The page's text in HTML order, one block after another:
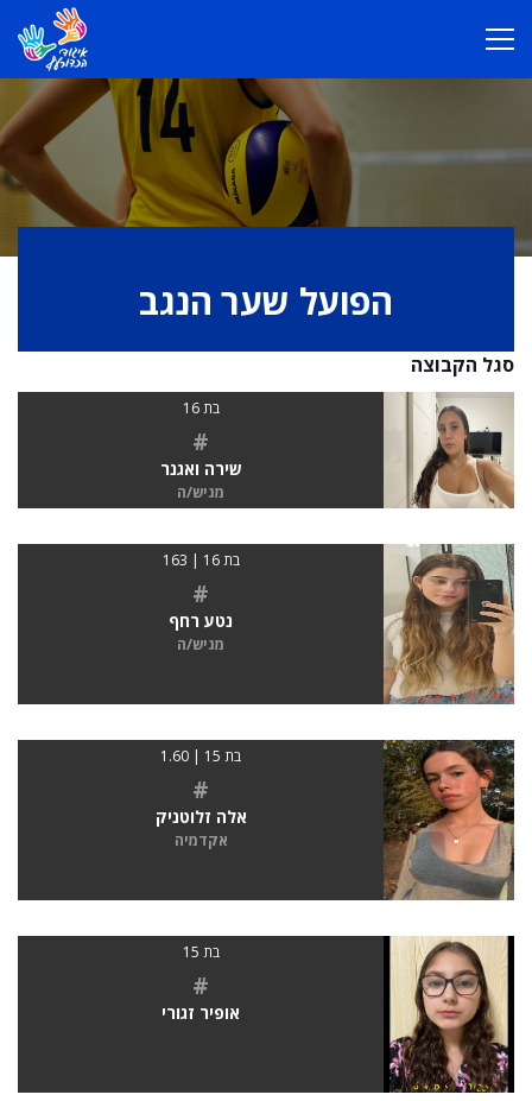
הפועל שער הנגב
סגל הקבוצה
בת 16
#
שירה ואגנר
מגיש/ה
בת 16 | 163
#
נטע רחף
מגיש/ה
בת 15 | 1.60
#
אלה זלוטניק
אקדמיה
בת 15
#
אופיר זגורי